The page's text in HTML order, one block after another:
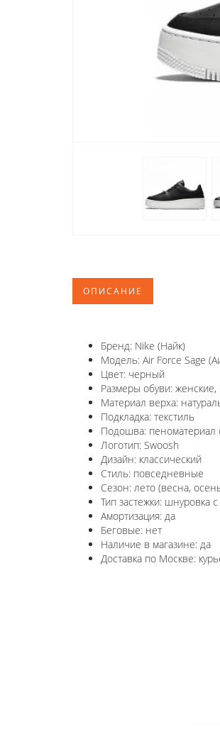
ОПИСАНИЕ
Бренд: Nike (Найк)
Модель: Air Force Sage
Цвет: черный
Размеры обуви: женские,
Материал верха:
Подкладка: текстиль
Подошва: пеноматериал
Логотип: Swoosh
Дизайн: классический
Стиль: повседневные
Сезон: лето (весна,
Тип застежки:
Амортизация: да
Беговые: нет
Наличие в магазине: да
Доставка по Москве: